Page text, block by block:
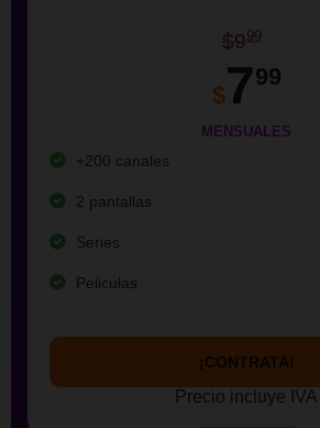
$999
$799
MENSUALES
+200 canales
2 pantallas
Series
Peliculas
¡CONTRATA!
Precio incluye IVA